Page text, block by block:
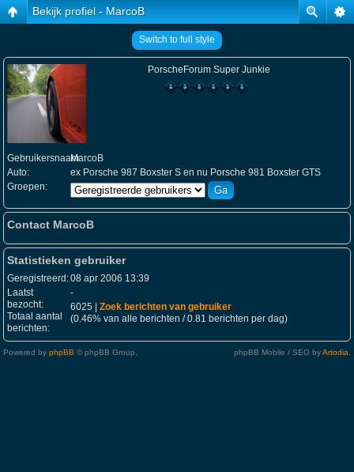
Bekijk profiel - MarcoB
Switch to full style
PorscheForum Super Junkie
Gebruikersnaam:MarcoB
Auto:
ex Porsche 987 Boxster S en nu Porsche 981 Boxster GTS
Groepen:
Contact MarcoB
Statistieken gebruiker
Geregistreerd:08 apr 2006 13:39
Laatst
bezocht:
-
Totaal aantal
berichten:
6025 | Zoek berichten van gebruiker
(0.46% van alle berichten / 0.81 berichten per dag)
Powered by phpBB © phpBB Group. phpBB Mobile / SEO byArtodia